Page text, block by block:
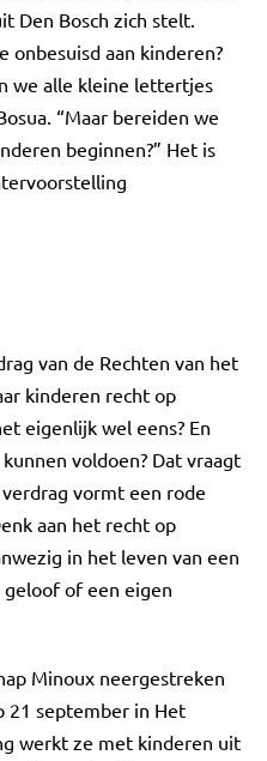
Den Bosch zich stelt.
onbesuisd aan kinderen?
we alle kleine lettertjes
“Maar bereiden we
beginnen?” Het is
van de Rechten van het
kinderen recht op
eigenlijk wel eens? En
voldoen? Dat vraagt
vormt een rode
aan het recht op
in het leven van een
of een eigen
Minoux neergestreken
21 september in Het
werkt ze met kinderen uit